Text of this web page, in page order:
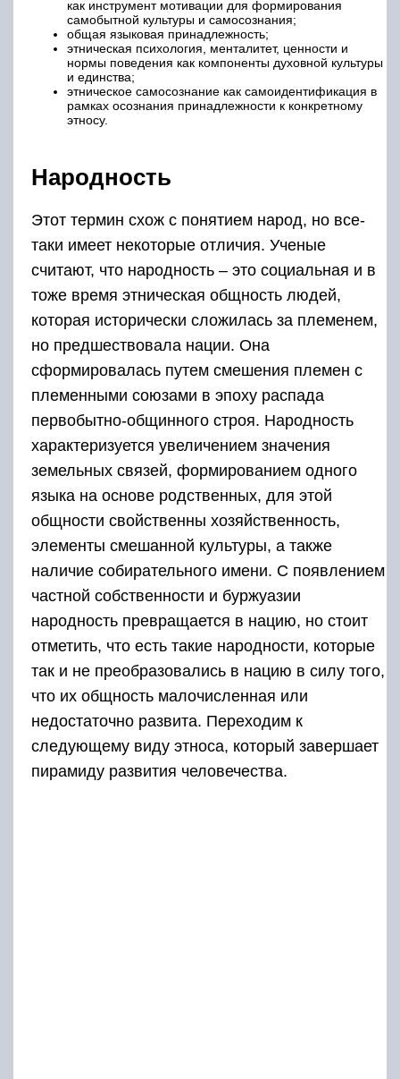
как инструмент мотивации для формирования
самобытной культуры и самосознания;
общая языковая принадлежность;
этническая психология, менталитет, ценности и
нормы поведения как компоненты духовной культуры
и единства;
этническое самосознание как самоидентификация в
рамках осознания принадлежности к конкретному
этносу.
Народность
Этот термин схож с понятием народ, но все-
таки имеет некоторые отличия. Ученые
считают, что народность – это социальная и в
тоже время этническая общность людей,
которая исторически сложилась за племенем,
но предшествовала нации. Она
сформировалась путем смешения племен с
племенными союзами в эпоху распада
первобытно-общинного строя. Народность
характеризуется увеличением значения
земельных связей, формированием одного
языка на основе родственных, для этой
общности свойственны хозяйственность,
элементы смешанной культуры, а также
наличие собирательного имени. С появлением
частной собственности и буржуазии
народность превращается в нацию, но стоит
отметить, что есть такие народности, которые
так и не преобразовались в нацию в силу того,
что их общность малочисленная или
недостаточно развита. Переходим к
следующему виду этноса, который завершает
пирамиду развития человечества.